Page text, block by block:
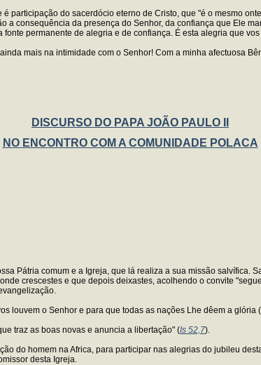
participação do sacerdócio eterno de Cristo, que "é o mesmo
consequência da presença do Senhor, da confiança que Ele
permanente de alegria e de confiança. É esta alegria que
mais na intimidade com o Senhor! Com a minha afectuosa
DISCURSO DO PAPA JOÃO PAULO II
NO ENCONTRO COM A COMUNIDADE POLACA
Pátria comum e a Igreja, que lá realiza a sua missão salvífica.
crescestes e que depois deixastes, acolhendo o convite
louvem o Senhor e para que todas as nações Lhe dêem a glória
traz as boas novas e anuncia a libertação" (Is 52,7).
do homem na Africa, para participar nas alegrias do jubileu
desta Igreja.